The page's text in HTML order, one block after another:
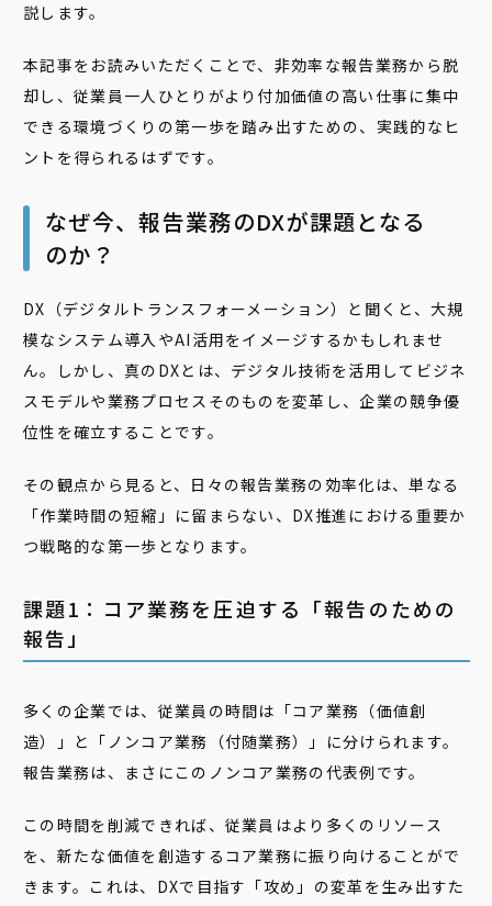
説します。
本記事をお読みいただくことで、非効率な報告業務から脱
却し、従業員一人ひとりがより付加価値の高い仕事に集中
できる環境づくりの第一歩を踏み出すための、実践的なヒ
ントを得られるはずです。
なぜ今、報告業務のDXが課題となる
のか？
DX（デジタルトランスフォーメーション）と聞くと、大規
模なシステム導入やAI活用をイメージするかもしれませ
ん。しかし、真のDXとは、デジタル技術を活用してビジネ
スモデルや業務プロセスそのものを変革し、企業の競争優
位性を確立することです。
その観点から見ると、日々の報告業務の効率化は、単なる
「作業時間の短縮」に留まらない、DX推進における重要か
つ戦略的な第一歩となります。
課題1：コア業務を圧迫する「報告のための
報告」
多くの企業では、従業員の時間は「コア業務（価値創
造）」と「ノンコア業務（付随業務）」に分けられます。
報告業務は、まさにこのノンコア業務の代表例です。
この時間を削減できれば、従業員はより多くのリソース
を、新たな価値を創造するコア業務に振り向けることがで
きます。これは、DXで目指す「攻め」の変革を生み出すた